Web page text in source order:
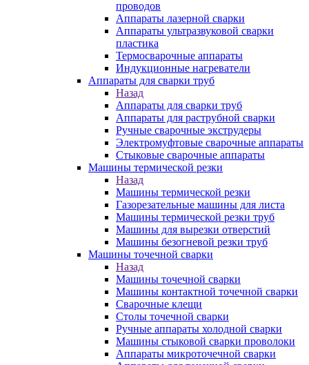
проводов
Аппараты лазерной сварки
Аппараты ультразвуковой сварки
пластика
Термосварочные аппараты
Индукционные нагреватели
Аппараты для сварки труб
Назад
Аппараты для сварки труб
Аппараты для раструбной сварки
Ручные сварочные экструдеры
Электромуфтовые сварочные аппараты
Стыковые сварочные аппараты
Машины термической резки
Назад
Машины термической резки
Газорезательные машины для листа
Машины термической резки труб
Машины для вырезки отверстий
Машины безогневой резки труб
Машины точечной сварки
Назад
Машины точечной сварки
Машины контактной точечной сварки
Сварочные клещи
Столы точечной сварки
Ручные аппараты холодной сварки
Машины стыковой сварки проволоки
Аппараты микроточечной сварки